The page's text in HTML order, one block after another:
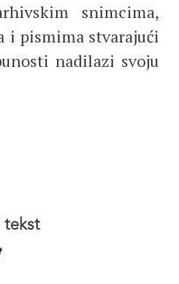
snimcima,
i pismima stvarajući
nadilazi svoju
tekst